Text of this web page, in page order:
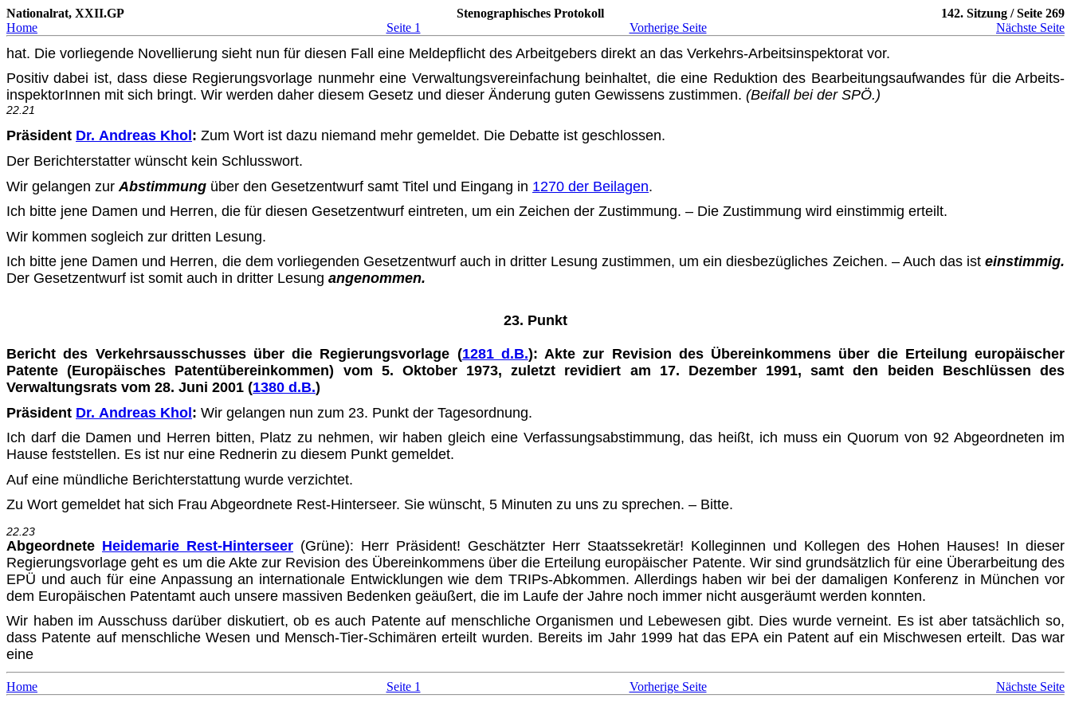
Nationalrat, XXII.GP Stenographisches Protokoll
142. Sitzung / Seite 269
Home
Seite 1 Vorherige Seite Nächste Seite
hat. Die vorliegende Novellierung sieht nun für diesen Fall eine Meldepflicht des Arbeitgebers direkt an das Verkehrs-Arbeitsinspektorat vor.
Positiv dabei ist, dass diese Regierungsvorlage nunmehr eine Verwaltungsverein­fachung beinhaltet, die eine Reduktion des Bearbeitungsaufwandes für die Arbeits­
inspektorInnen mit sich bringt. Wir werden daher diesem Gesetz und dieser Änderung guten Gewissens zustimmen. (Beifall bei der SPÖ.)
22.21
Präsident Dr. Andreas Khol : Zum Wort ist dazu niemand mehr gemeldet. Die Debatte ist geschlossen.
Der Berichterstatter wünscht kein Schlusswort.
Wir gelangen zur Abstimmung über den Gesetzentwurf samt Titel und Eingang in 1270 der Beilagen.
Ich bitte jene Damen und Herren, die für diesen Gesetzentwurf eintreten, um ein Zeichen der Zustimmung. – Die Zustimmung wird einstimmig erteilt.
Wir kommen sogleich zur dritten Lesung.
Ich bitte jene Damen und Herren, die dem vorliegenden Gesetzentwurf auch in dritter Lesung zustimmen, um ein diesbezügliches Zeichen. – Auch das ist einstimmig.
Der Gesetzentwurf ist somit auch in dritter Lesung angenommen.
23. Punkt
Bericht des Verkehrsausschusses über die Regierungsvorlage (1281 d.B.): Akte zur Revision des Übereinkommens über die Erteilung europäischer
Patente (Europäisches Patentübereinkommen) vom 5. Oktober 1973, zuletzt revidiert am 17. Dezember 1991, samt den beiden Beschlüssen des
Verwaltungsrats vom 28. Juni 2001 (1380 d.B.)
Präsident Dr. Andreas Khol: Wir gelangen nun zum 23. Punkt der Tagesordnung.
Ich darf die Damen und Herren bitten, Platz zu nehmen, wir haben gleich eine Verfas­sungsabstimmung, das heißt, ich muss ein Quorum von 92 Abgeordneten im
Hause feststellen. Es ist nur eine Rednerin zu diesem Punkt gemeldet.
Auf eine mündliche Berichterstattung wurde verzichtet.
Zu Wort gemeldet hat sich Frau Abgeordnete Rest-Hinterseer. Sie wünscht, 5 Minuten zu uns zu sprechen. – Bitte.
22.23
Abgeordnete Heidemarie Rest-Hinterseer (Grüne): Herr Präsident! Geschätzter Herr Staatssekretär! Kolleginnen und Kollegen des Hohen Hauses! In dieser
Regierungs­vorlage geht es um die Akte zur Revision des Übereinkommens über die Erteilung europäischer Patente. Wir sind grundsätzlich für eine Überarbeitung des
EPÜ und auch für eine Anpassung an internationale Entwicklungen wie dem TRIPs-Abkommen. Allerdings haben wir bei der damaligen Konferenz in München vor
dem Europäischen Patentamt auch unsere massiven Bedenken geäußert, die im Laufe der Jahre noch immer nicht ausgeräumt werden konnten.
Wir haben im Ausschuss darüber diskutiert, ob es auch Patente auf menschliche Organismen und Lebewesen gibt. Dies wurde verneint. Es ist aber tatsächlich so,
dass Patente auf menschliche Wesen und Mensch-Tier-Schimären erteilt wurden. Bereits im Jahr 1999 hat das EPA ein Patent auf ein Mischwesen erteilt. Das war
eine
Home Seite 1 Vorherige Seite Nächste Seite